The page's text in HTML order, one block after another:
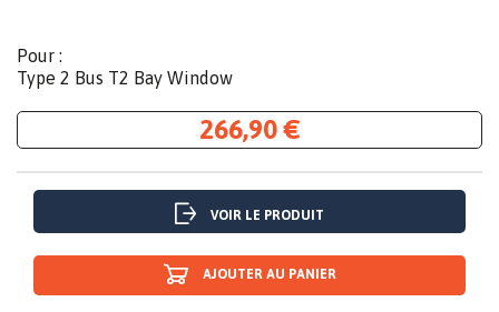
Pour :
Type 2 Bus T2 Bay Window
266,90 €
VOIR LE PRODUIT
AJOUTER AU PANIER